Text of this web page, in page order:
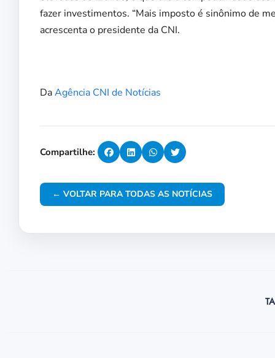
fazer investimentos. “Mais imposto é sinônimo de
acrescenta o presidente da CNI.
DaAgência CNI de Notícias
Compartilhe:
← VOLTAR PARA TODAS AS NOTÍCIAS